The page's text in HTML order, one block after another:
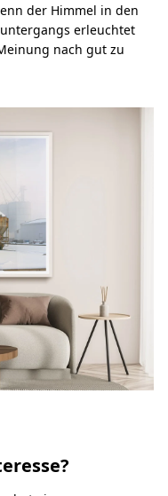
der Himmel in den
erleuchtet
nach gut zu